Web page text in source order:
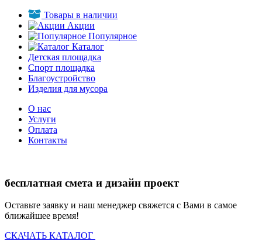
Товары в наличии
Акции
Популярное
Каталог
Детская площадка
Спорт площадка
Благоустройство
Изделия для мусора
О нас
Услуги
Оплата
Контакты
бесплатная смета и дизайн проект
Оставьте заявку и наш менеджер свяжется с Вами в самое
ближайшее время!
СКАЧАТЬ КАТАЛОГ